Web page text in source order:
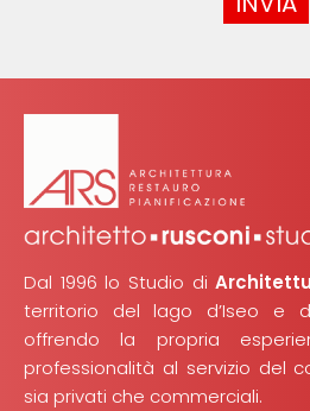
Dal 1996 lo Studio di
territorio del lago d’Iseo e
offrendo la propria
professionalità al servizio del
sia privati che commerciali.